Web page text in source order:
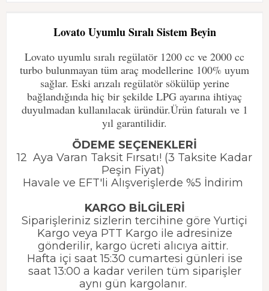
Lovato Uyumlu Sıralı Sistem Beyin
Lovato uyumlu sıralı regülatör 1200 cc ve 2000 cc
turbo bulunmayan tüm araç modellerine 100% uyum
sağlar. Eski arızalı regülatör sökülüp yerine
bağlandığında hiç bir şekilde LPG ayarına ihtiyaç
duyulmadan kullanılacak üründür.Ürün faturalı ve 1
yıl garantilidir.
ÖDEME SEÇENEKLERİ
12 Aya Varan Taksit Fırsatı! (3 Taksite Kadar
Peşin Fiyat)
Havale ve EFT'li Alışverişlerde %5 İndirim
KARGO BİLGİLERİ
Siparişleriniz sizlerin tercihine göre Yurtiçi
Kargo veya PTT Kargo ile adresinize
gönderilir, kargo ücreti alıcıya aittir.
Hafta içi saat 15:30 cumartesi günleri ise
saat 13:00 a kadar verilen tüm siparişler
aynı gün kargolanır.